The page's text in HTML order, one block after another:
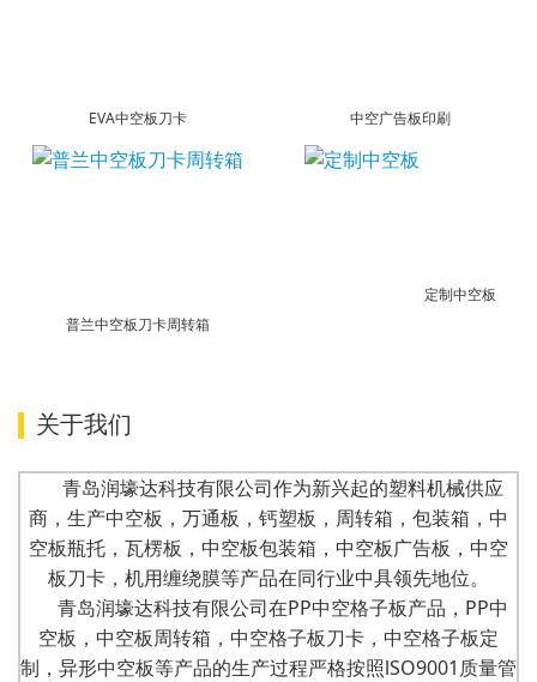
EVA中空板刀卡 中空广告板印刷
普兰中空板刀卡周转箱
定制中空板
关于我们
青岛润壕达科技有限公司作为新兴起的塑料机械供应
商，生产中空板，万通板，钙塑板，周转箱，包装箱，中
空板瓶托，瓦楞板，中空板包装箱，中空板广告板，中空
板刀卡，机用缠绕膜等产品在同行业中具领先地位。
青岛润壕达科技有限公司在PP中空格子板产品，PP中
空板，中空板周转箱，中空格子板刀卡，中空格子板定
制，异形中空板等产品的生产过程严格按照lSO9001质量管